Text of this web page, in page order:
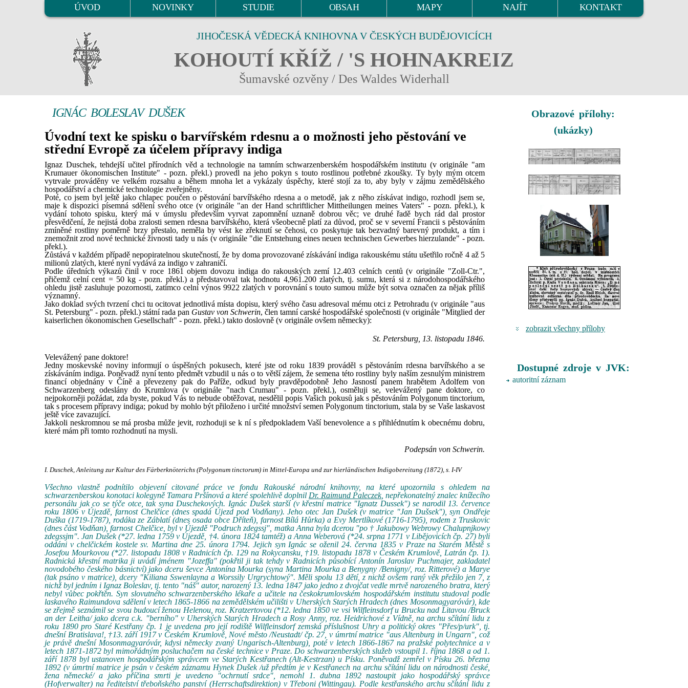
ÚVOD NOVINKY STUDIE OBSAH MAPY NAJÍT KONTAKT
JIHOČESKÁ VĚDECKÁ KNIHOVNA V ČESKÝCH BUDĚJOVICÍCH
KOHOUTÍ KŘÍŽ / 'S HOHNAKREIZ
Šumavské ozvěny / Des Waldes Widerhall
IGNÁC BOLESLAV DUŠEK
Úvodní text ke spisku o barvířském rdesnu a o možnosti jeho pěstování ve
střední Evropě za účelem přípravy indiga
Ignaz Duschek, tehdejší učitel přírodních věd a technologie na tamním schwarzenberském hospodářském institutu (v originále "am
Krumauer ökonomischen Institute" - pozn. překl.) provedl na jeho pokyn s touto rostlinou potřebné zkoušky. Ty byly mým otcem
vytrvale prováděny ve velkém rozsahu a během mnoha let a vykázaly úspěchy, které stojí za to, aby byly v zájmu zemědělského
hospodářství a chemické technologie zveřejněny.
Poté, co jsem byl ještě jako chlapec poučen o pěstování barvířského rdesna a o metodě, jak z něho získávat indigo, rozhodl jsem se,
maje k dispozici písemná sdělení svého otce (v originále "an der Hand schriftlicher Mittheilungen meines Vaters" - pozn. překl.), k
vydání tohoto spisku, který má v úmyslu především vyrvat zapomnění uznaně dobrou věc; ve druhé řadě bych rád dal prostor
přesvědčení, že nejistá doba zralosti semen rdesna barvířského, která všeobecně platí za důvod, proč se v severní Francii s pěstováním
zmíněné rostliny poměrně brzy přestalo, neměla by vést ke zřeknutí se čehosi, co poskytuje tak bezvadný barevný produkt, a tím i
znemožnit zrod nové technické živnosti tady u nás (v originále "die Entstehung eines neuen technischen Gewerbes hierzulande" - pozn.
překl.).
Zůstává v každém případě nepopiratelnou skutečností, že by doma provozované získávání indiga rakouskému státu ušetřilo ročně 4 až 5
milionů zlatých, které nyní vydává za indigo v zahraničí.
Podle úředních výkazů činil v roce 1861 objem dovozu indiga do rakouských zemí 12.403 celních centů (v originále "Zoll-Ctr.",
přičemž celní cent = 50 kg - pozn. překl.) a představoval tak hodnotu 4,961.200 zlatých, tj. sumu, která si z národohospodářského
ohledu jistě zasluhuje pozornosti, zatímco celní výnos 9922 zlatých v porovnání s touto sumou může být sotva označen za nějak příliš
významný.
Jako doklad svých tvrzení chci tu ocitovat jednotlivá místa dopisu, který svého času adresoval mému otci z Petrohradu (v originále "aus
St. Petersburg" - pozn. překl.) státní rada pan Gustav von Schwerin, člen tamní carské hospodářské společnosti (v originále "Mitglied der
kaiserlichen ökonomischen Gesellschaft" - pozn. překl.) takto doslovně (v originále ovšem německy):
St. Petersburg, 13. listopadu 1846.
Velevážený pane doktore!
Jedny moskevské noviny informují o úspěšných pokusech, které jste od roku 1839 prováděl s pěstováním rdesna barvířského a se
získáváním indiga. Poněvadž nyní tento předmět vzbudil u nás o to větší zájem, že semena této rostliny byly naším zesnulým ministrem
financí objednány v Číně a převezeny pak do Paříže, odkud byly pravděpodobně Jeho Jasností panem hrabětem Adolfem von
Schwarzenberg odeslány do Krumlova (v originále "nach Crumau" - pozn. překl.), osměluji se, velevážený pane doktore, co
nejpokorněji požádat, zda byste, pokud Vás to nebude obtěžovat, nesdělil popis Vašich pokusů jak s pěstováním Polygonum tinctorium,
tak s procesem přípravy indiga; pokud by mohlo být přiloženo i určité množství semen Polygonum tinctorium, stala by se Vaše laskavost
ještě více zavazující.
Jakkoli neskromnou se má prosba může jevit, rozhoduji se k ní s předpokladem Vaší benevolence a s přihlédnutím k obecnému dobru,
které mám při tomto rozhodnutí na mysli.
Podepsán von Schwerin.
I. Duschek, Anleitung zur Kultur des Färberknöterichs (Polygonum tinctorum) in Mittel-Europa und zur hierländischen Indigobereitung (1872), s. I-IV
Všechno vlastně podnítilo objevení citované práce ve fondu Rakouské národní knihovny, na které upozornila s ohledem na
schwarzenberskou konotaci kolegyně Tamara Pršínová a které spolehlivě doplnil Dr. Raimund Paleczek, nepřekonatelný znalec knížecího
personálu jak co se týče otce, tak syna Duschekových. Ignác Dušek starší (v křestní matrice "Ignatz Dussek") se narodil 13. července
roku 1806 v Újezdě, farnost Chelčice (dnes spadá Újezd pod Vodňany). Jeho otec Jan Dušek (v matrice "Jan Dušsek"), syn Ondřeje
Duška (1719-1787), rodáka ze Záblatí (dnes osada obce Dříteň), farnost Bílá Hůrka) a Evy Mertlíkové (1716-1795), rodem z Truskovic
(dnes část Vodňan), farnost Chelčice, byl v Újezdě "Podruch zdegssj", matka Anna byla dcerou "po † Jakubowy Webrowy Chalupnjkowy
zdegssjm". Jan Dušek (*27. ledna 1759 v Újezdě, †4. února 1824 tamtéž) a Anna Weberová (*24. srpna 1771 v Libějovicích čp. 27) byli
oddáni v chelčickém kostele sv. Martina dne 25. února 1794. Jejich syn Ignác se oženil 24. června 1835 v Praze na Starém Městě s
Josefou Mourkovou (*27. listopadu 1808 v Radnicích čp. 129 na Rokycansku, †19. listopadu 1878 v Českém Krumlově, Latrán čp. 1).
Radnická křestní matrika ji uvádí jménem "Jozeffa" (pokřtil ji tak tehdy v Radnicích působící Antonín Jaroslav Puchmajer, zakladatel
novodobého českého básnictví) jako dceru ševce Antonína Mourka (syna Martina Mourka a Benygny /Benigny/, roz. Ritterové) a Marye
(tak psáno v matrice), dcery "Kiliana Sswenlayna a Worssily Urgrychtowý". Měli spolu 13 dětí, z nichž ovšem raný věk přežilo jen 7, z
nichž byl jedním i Ignaz Boleslav, tj. tento "náš" autor, narozený 13. ledna 1847 jako jedno z dvojčat vedle mrtvě narozeného bratra, který
nebyl vůbec pokřtěn. Syn slovutného schwarzenberského lékaře a učitele na českokrumlovském hospodářském institutu studoval podle
laskavého Raimundova sdělení v letech 1865-1866 na zemědělském učilišti v Uherských Starých Hradech (dnes Mosonmagyaróvár), kde
se zřejmě seznámil se svou budoucí ženou Helenou, roz. Kratzertovou (*12. ledna 1850 ve vsi Wilfleinsdorf u Brucku nad Litavou /Bruck
an der Leitha/ jako dcera c.k. "berního" v Uherských Starých Hradech a Rosy Anny, roz. Heidrichové z Vídně, na archu sčítání lidu z
roku 1890 pro Staré Kestřany čp. 1 je uvedena pro její rodiště Wilfleinsdorf zemská příslušnost Uhry a politický okres "Přes/p/urk", tj.
dnešní Bratislava!, †13. září 1917 v Českém Krumlově, Nové město /Neustadt/ čp. 27, v úmrtní matrice "aus Altenburg in Ungarn", což
je právě dnešní Mosonmagyaróvár, kdysi německy zvaný Ungarisch-Altenburg), poté v letech 1866-1867 na pražské polytechnice a v
letech 1871-1872 byl mimořádným posluchačem na české technice v Praze. Do schwarzenberských služeb vstoupil 1. října 1868 a od 1.
září 1878 byl ustanoven hospodářským správcem ve Starých Kestřanech (Alt-Kestrzan) u Písku. Poněvadž zemřel v Písku 26. března
1892 (v úmrtní matrice je psán v českém záznamu Hynek Dušek /už předtím je v Kestřanech na archu sčítání lidu on národnosti české,
žena německé/ a jako příčina smrti je uvedeno "ochrnutí srdce", nemohl 1. dubna 1892 nastoupit jako hospodářský správce
(Hofverwalter) na ředitelství třeboňského panství (Herrschaftsdirektion) v Třeboni (Wittingau). Podle kestřanského archu sčítání lidu z
Obrazové přílohy:
(ukázky)
zobrazit všechny přílohy
Dostupné zdroje v JVK:
autoritní záznam